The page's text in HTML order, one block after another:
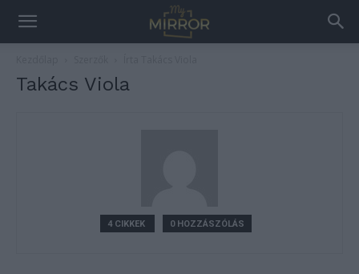
Takács Viola
4 CIKKEK 0 HOZZÁSZÓLÁS